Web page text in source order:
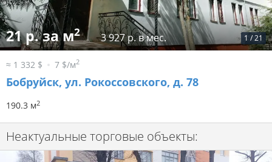
1 /21
21 р. за м2 3 927 р. в мес.
≈ 1 332 $ 7 $/м2
Бобруйск, ул. Рокоссовского, д. 78
190.3 м2
Неактуальные торговые объекты: